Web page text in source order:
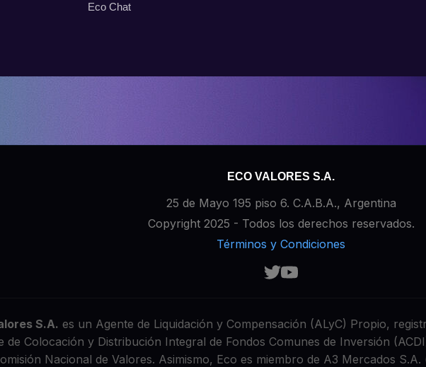
Eco Chat
ECO VALORES S.A.
25 de Mayo 195 piso 6. C.A.B.A., Argentina
Copyright 2025 - Todos los derechos reservados.
Términos y Condiciones
S.A. es un Agente de Liquidación y Compensación (ALyC) Propio,
de Colocación y Distribución Integral de Fondos Comunes de Inversión
Nacional de Valores. Asimismo, Eco es miembro de A3 Mercados